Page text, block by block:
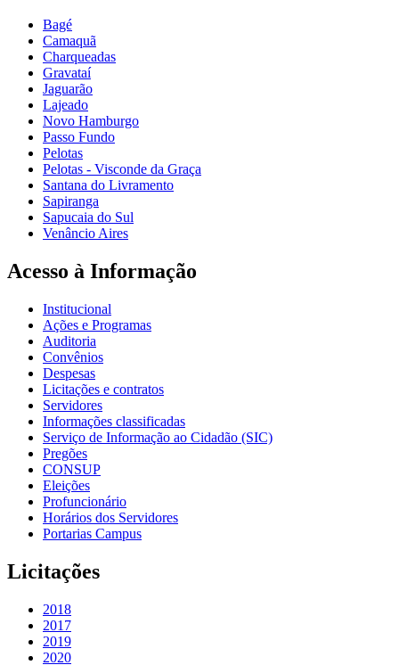
Bagé
Camaquã
Charqueadas
Gravataí
Jaguarão
Lajeado
Novo Hamburgo
Passo Fundo
Pelotas
Pelotas - Visconde da Graça
Santana do Livramento
Sapiranga
Sapucaia do Sul
Venâncio Aires
Acesso à Informação
Institucional
Ações e Programas
Auditoria
Convênios
Despesas
Licitações e contratos
Servidores
Informações classificadas
Serviço de Informação ao Cidadão (SIC)
Pregões
CONSUP
Eleições
Profuncionário
Horários dos Servidores
Portarias Campus
Licitações
2018
2017
2019
2020